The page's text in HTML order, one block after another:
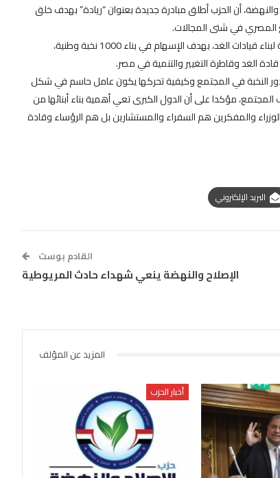
أن الحزب أطلق مبادرة جديدة بعنوان “ريادة” بهدف خلق
المصري في شتى المجالات.
وأوضح مصطفى أن مبادرة “ريادة” ستعمل على توفير البيئة الحاضنة لبناء قيادات الغد، بهدف الإسهام في بناء 1000 نخبة وطنية،
الغد وقاطرة التغيير والتنمية في مصر.
النخبة في المجتمع وكيفية تحركها يكون عامل حاسم في شكل
مؤكدا على أن الدول الكبرى تعي أهمية بناء أبنائها من
والمفكرين هم السفراء والمستشارين بل هم الرؤساء وقادة
البريد الإلكتروني
القادم بوست
الإصلاح والنهضة ينعي شهداء حادث المريوطية
المزيد عن المؤلف
أخبار الحزب